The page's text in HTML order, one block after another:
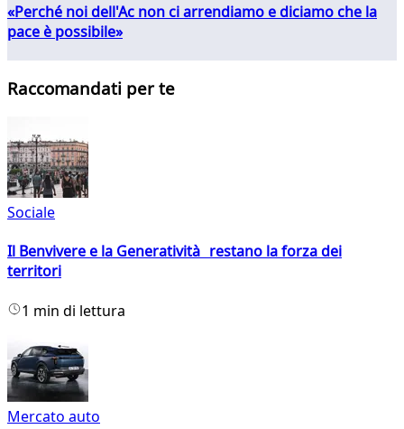
«Perché noi dell'Ac non ci arrendiamo e diciamo che la
pace è possibile»
Raccomandati per te
Sociale
Il Benvivere e la Generatività restano la forza dei
territori
1 min di lettura
Mercato auto